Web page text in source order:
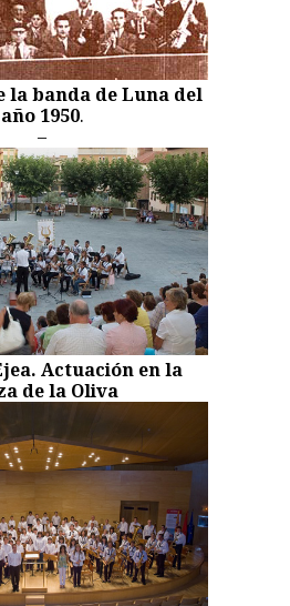
la banda de Luna del
año 1950.
–
Actuación en la
de la Oliva